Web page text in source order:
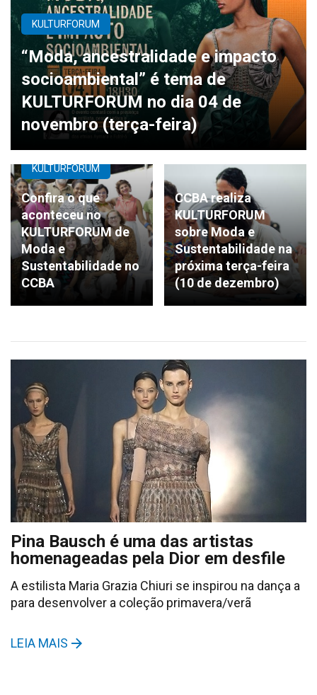
KULTURFORUM
“Moda, ancestralidade e impacto
socioambiental” é tema de
KULTURFORUM no dia 04 de
novembro (terça-feira)
KULTURFORUM
Confira o que
aconteceu no
KULTURFORUM de
Moda e
Sustentabilidade no
CCBA
CCBA realiza
KULTURFORUM
sobre Moda e
Sustentabilidade na
próxima terça-feira
(10 de dezembro)
Pina Bausch é uma das artistas
homenageadas pela Dior em desfile
A estilista Maria Grazia Chiuri se inspirou na dança a
para desenvolver a coleção primavera/verã
LEIA MAIS